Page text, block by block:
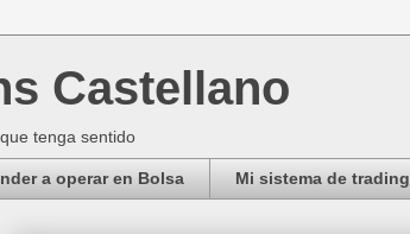
Castellano
tenga sentido
a operar en Bolsa Mi sistema de trading